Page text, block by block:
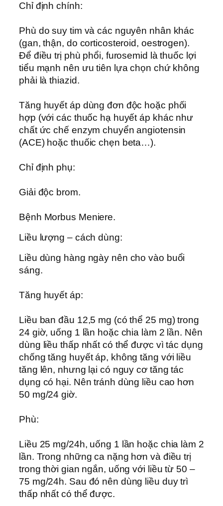
Chỉ định chính:
Phù do suy tim và các nguyên nhân khác
(gan, thận, do corticosteroid, oestrogen).
Để điều trị phù phổi, furosemid là thuốc lợi
tiểu mạnh nên ưu tiên lựa chọn chứ không
phải là thiazid.
Tăng huyết áp dùng đơn độc hoặc phối
hợp (với các thuốc hạ huyết áp khác như
chất ức chế enzym chuyển angiotensin
(ACE) hoặc thuốic chẹn beta…).
Chỉ định phụ:
Giải độc brom.
Bệnh Morbus Meniere.
Liều lượng – cách dùng:
Liều dùng hàng ngày nên cho vào buổi
sáng.
Tăng huyết áp:
Liều ban đầu 12,5 mg (có thể 25 mg) trong
24 giờ, uống 1 lần hoặc chia làm 2 lần. Nên
dùng liều thấp nhất có thể được vì tác dụng
chống tăng huyết áp, không tăng với liều
tăng lên, nhưng lại có nguy cơ tăng tác
dụng có hại. Nên tránh dùng liều cao hơn
50 mg/24 giờ.
Phù:
Liều 25 mg/24h, uống 1 lần hoặc chia làm 2
lần. Trong những ca nặng hơn và điều trị
trong thời gian ngắn, uống với liều từ 50 –
75 mg/24h. Sau đó nên dùng liều duy trì
thấp nhất có thể được.